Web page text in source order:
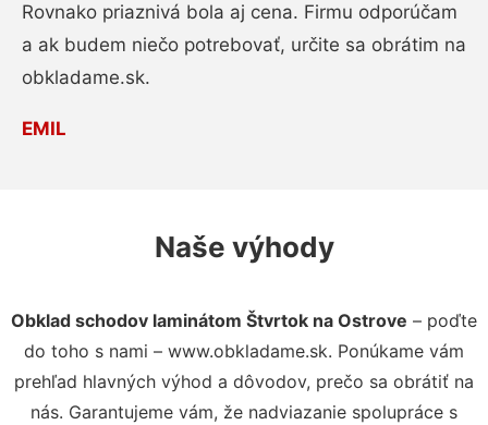
Rovnako priaznivá bola aj cena. Firmu odporúčam
a ak budem niečo potrebovať, určite sa obrátim na
obkladame.sk.
EMIL
Naše výhody
Obklad schodov laminátom Štvrtok na Ostrove – poďte
do toho s nami – www.obkladame.sk. Ponúkame vám
prehľad hlavných výhod a dôvodov, prečo sa obrátiť na
nás. Garantujeme vám, že nadviazanie spolupráce s